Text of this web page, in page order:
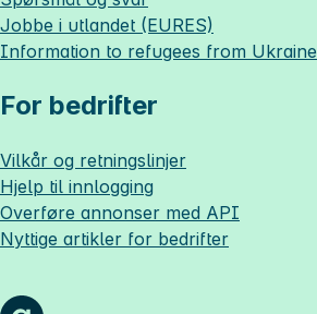
Jobbe i utlandet (EURES)
Information to refugees from Ukraine
For bedrifter
Vilkår og retningslinjer
Hjelp til innlogging
Overføre annonser med API
Nyttige artikler for bedrifter